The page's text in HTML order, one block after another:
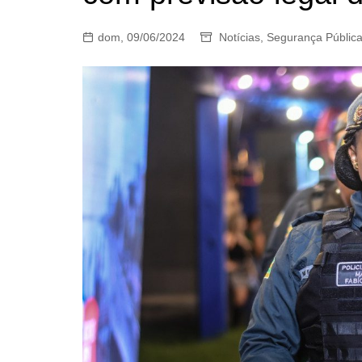
dom, 09/06/2024 Notícias Segurança Pública